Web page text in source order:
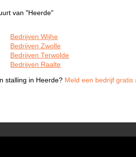
van "Heerde"
Bedrijven Wijhe
Bedrijven Zwolle
Bedrijven Terwolde
Bedrijven Raalte
stalling in Heerde? Meld een bedrijf gratis